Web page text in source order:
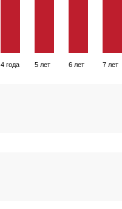
4 года 5 лет 6 лет 7 лет